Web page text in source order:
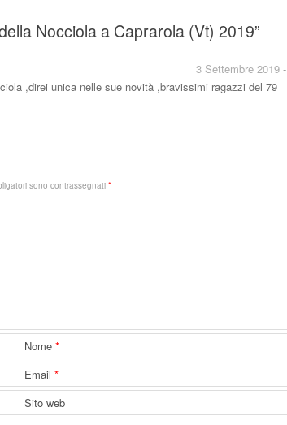
Nocciola a Caprarola (Vt) 2019”
3 Settembre 2019-
,direi unica nelle sue novità ,bravissimi ragazzi del 79
sono contrassegnati *
Nome*
Email*
Sito web